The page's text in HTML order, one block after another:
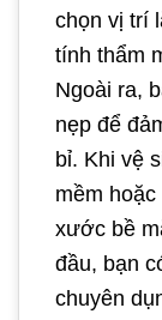
chọn vị trí
tính thẩm
Ngoài ra,
nẹp để
bỉ. Khi vệ
mềm
xước bề
đầu, bạn
chuyên